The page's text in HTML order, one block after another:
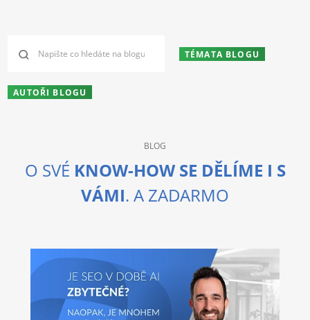
TÉMATA BLOGU
AUTOŘI BLOGU
BLOG
O SVÉ KNOW-HOW SE DĚLÍME I S
VÁMI. A ZADARMO